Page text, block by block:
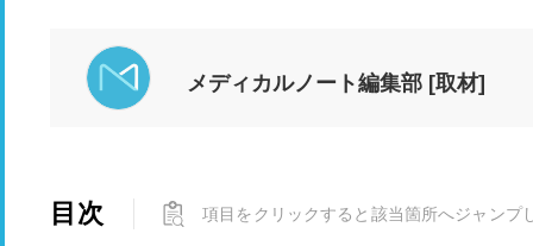
メディカルノート編集部 [取材]
目次 項目をクリックすると該当箇所へジャンプ